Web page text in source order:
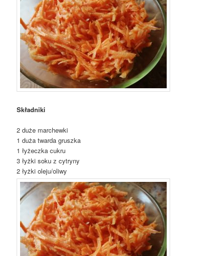
Składniki
2 duże marchewki
1 duża twarda gruszka
1 łyżeczka cukru
3 łyżki soku z cytryny
2 łyżki oleju/oliwy